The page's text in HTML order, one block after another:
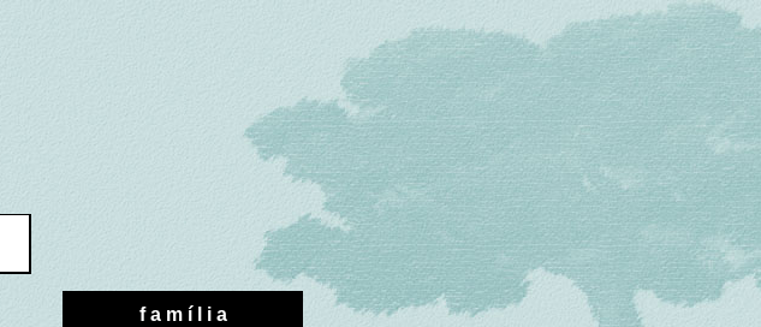
f a m í l i a